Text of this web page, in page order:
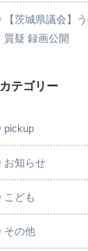
【茨城県議会】
質疑 録画公開
カテゴリー
pickup
お知らせ
こども
その他